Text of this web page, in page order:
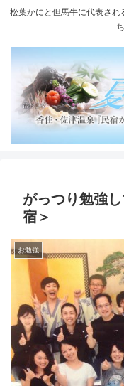
松葉かにと但馬牛に代表さ
がっつり勉強
宿＞
お勉強